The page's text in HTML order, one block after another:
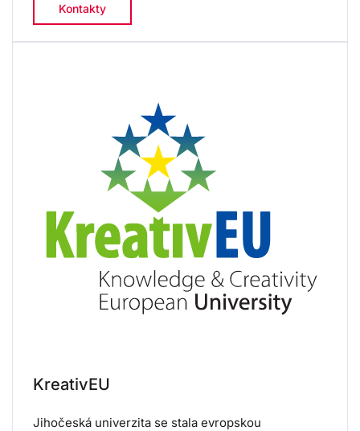
Kontakty
KreativEU
Jihočeská univerzita se stala evropskou